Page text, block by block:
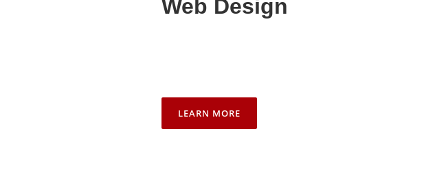
Web Design
LEARN MORE